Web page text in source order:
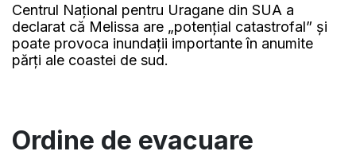
Centrul Național pentru Uragane din SUA a
declarat că Melissa are „potențial catastrofal” și
poate provoca inundații importante în anumite
părți ale coastei de sud.
Ordine de evacuare